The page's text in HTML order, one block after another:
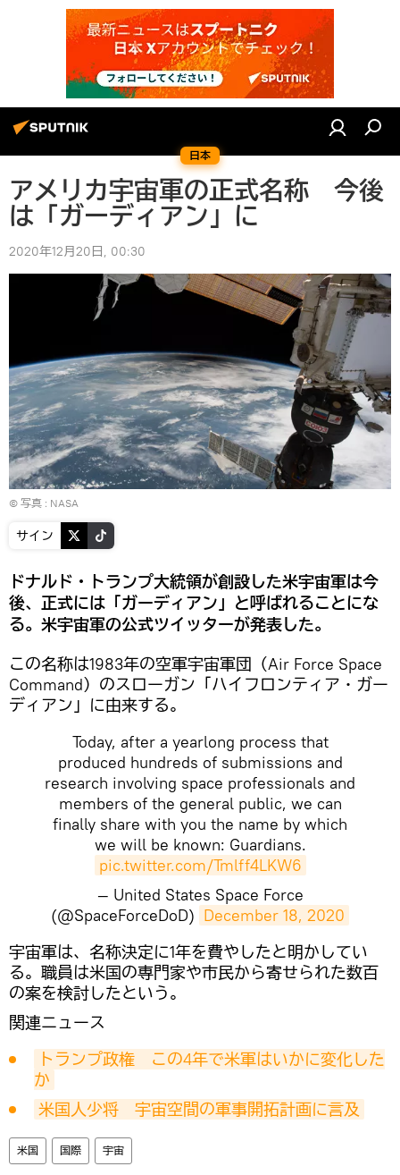
日本
アメリカ宇宙軍の正式名称 今後
は「ガーディアン」に
2020年12月20日, 00:30
© 写真 : NASA
サイン
ドナルド・トランプ大統領が創設した米宇宙軍は今
後、正式には「ガーディアン」と呼ばれることにな
る。米宇宙軍の公式ツイッターが発表した。
この名称は1983年の空軍宇宙軍団（Air Force Space
Command）のスローガン「ハイフロンティア・ガー
ディアン」に由来する。
Today, after a yearlong process that
produced hundreds of submissions and
research involving space professionals and
members of the general public, we can
finally share with you the name by which
we will be known: Guardians.
pic.twitter.com/Tmlff4LKW6
— United States Space Force
(@SpaceForceDoD) December 18, 2020
宇宙軍は、名称決定に1年を費やしたと明かしてい
る。職員は米国の専門家や市民から寄せられた数百
の案を検討したという。
関連ニュース
トランプ政権　この4年で米軍はいかに変化した
か
米国人少将　宇宙空間の軍事開拓計画に言及
米国 国際 宇宙